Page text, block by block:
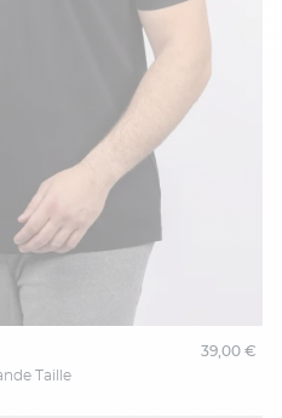
Taille
39,00 €